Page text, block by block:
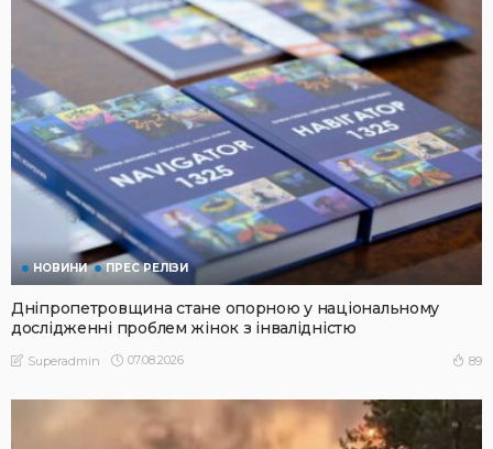
НОВИНИ ПРЕС РЕЛІЗИ
Дніпропетровщина стане опорною у національному
дослідженні проблем жінок з інвалідністю
Superadmin 07.08.2026 89